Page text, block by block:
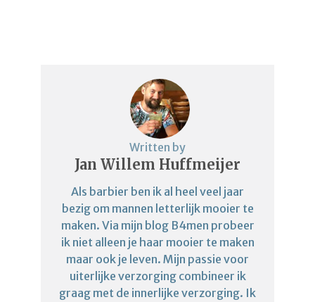
Written by
Jan Willem Huffmeijer
Als barbier ben ik al heel veel jaar
bezig om mannen letterlijk mooier te
maken. Via mijn blog B4men probeer
ik niet alleen je haar mooier te maken
maar ook je leven. Mijn passie voor
uiterlijke verzorging combineer ik
graag met de innerlijke verzorging. Ik